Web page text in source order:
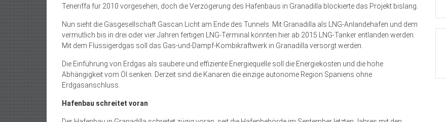
Teneriffa für 2010 vorgesehen, doch die Verzögerung des Hafenbaus in Granadilla blockierte das Projekt bislang.
Nun sieht die Gasgesellschaft Gascan Licht am Ende des Tunnels. Mit Granadilla als LNG-Anlandehafen und dem
vermutlich bis in drei oder vier Jahren fertigen LNG-Terminal könnten hier ab 2015 LNG-Tanker entlanden werden.
Mit dem Flüssigerdgas soll das Gas-und-Dampf-Kombikraftwerk in Granadilla versorgt werden.
Die Einführung von Erdgas als saubere und effiziente Energiequelle soll die Energiekosten und die hohe
Abhängigkeit vom Öl senken. Derzeit sind die Kanaren die einzige autonome Region Spaniens ohne
Erdgasanschluss.
Hafenbau schreitet voran